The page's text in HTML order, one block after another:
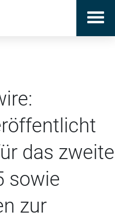
das zweite
sowie
zur